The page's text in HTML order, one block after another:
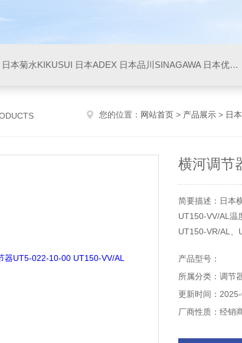
日本菊水KIKUSUI 日本ADEX 日本品川SINAGAWA 日本优利UNITTA
您的位置： 网站首页 > 产品展示 > 日
横河调节
简要描述：日本
UT150-VV/AL温
UT150-VR/AL、
UT150-VA/AL
产品型号：
所属分类：调节
更新时间：
厂商性质：经销